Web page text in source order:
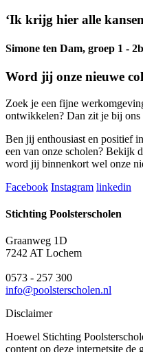
‘Ik krijg hier alle
Simone ten Dam, groep 1 - 2b
Word jij onze nieuwe
Zoek je een fijne
ontwikkelen? Dan zit je bij ons
Ben jij enthousiast en positief
een van onze scholen? Bekijk
word jij binnenkort wel onze
Facebook Instagram linkedin
Stichting Poolsterscholen
Graanweg 1D
7242 AT Lochem
0573 - 257 300
info@poolsterscholen.nl
Disclaimer
Hoewel Stichting
content op deze internetsite